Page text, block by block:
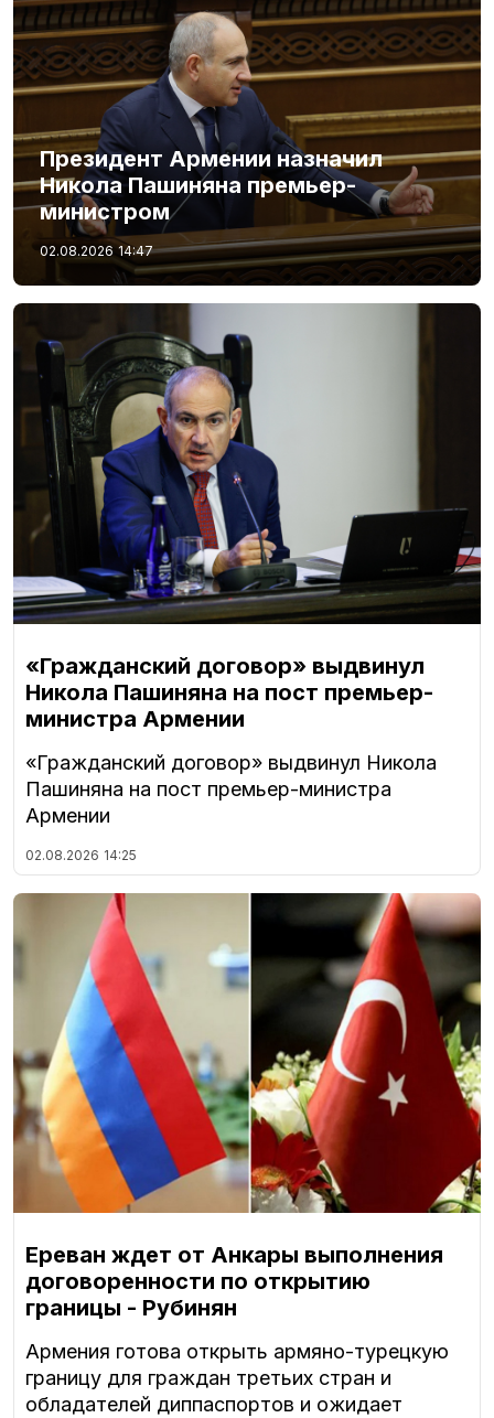
Президент Армении назначил
Никола Пашиняна премьер-
министром
02.08.2026 14:47
«Гражданский договор» выдвинул
Никола Пашиняна на пост премьер-
министра Армении
«Гражданский договор» выдвинул Никола
Пашиняна на пост премьер-министра
Армении
02.08.2026 14:25
Ереван ждет от Анкары выполнения
договоренности по открытию
границы - Рубинян
Армения готова открыть армяно-турецкую
границу для граждан третьих стран и
обладателей диппаспортов и ожидает